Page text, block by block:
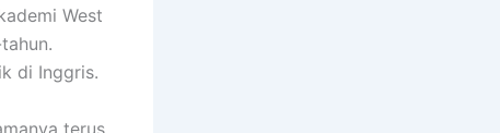
West
di Inggris.
terus